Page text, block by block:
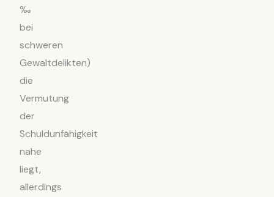
‰
bei
schweren
Gewaltdelikten)
die
Vermutung
der
Schuldunfähigkeit
nahe
liegt,
allerdings